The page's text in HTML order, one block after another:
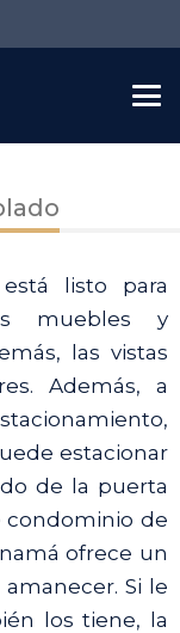
listo para
muebles y
las vistas
Además, a
estacionar
de la puerta
condominio de
ofrece un
Si le
los tiene, la